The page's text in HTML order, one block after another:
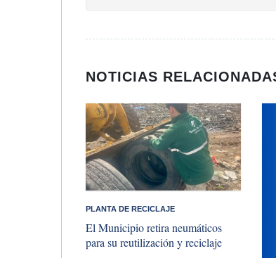
NOTICIAS
PLANTA DE RECICLAJE
El Municipio retira neumáticos
para su reutilización y reciclaje